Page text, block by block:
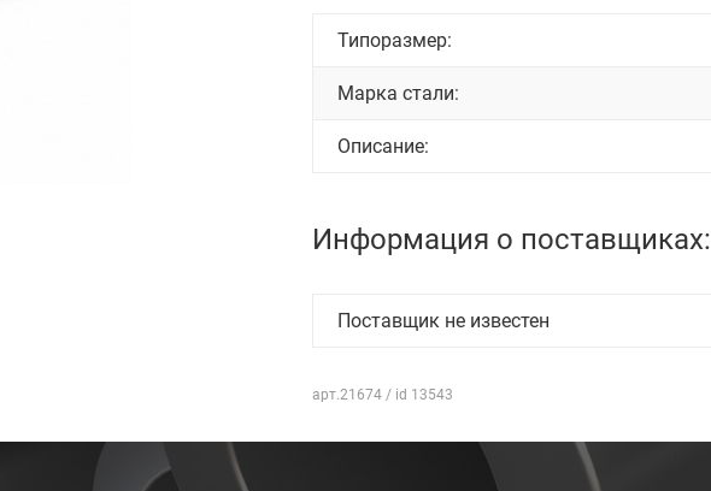
Типоразмер:
Марка стали:
Описание:
Информация о поставщиках:
Поставщик не известен
арт.21674 / id 13543